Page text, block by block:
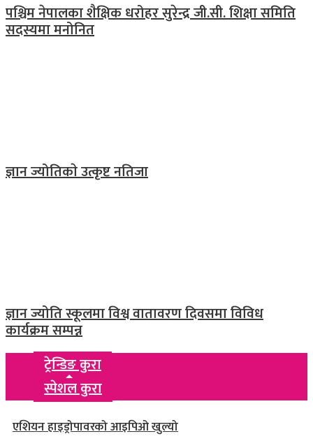
पश्चिम नेपालका शैक्षिक धरोहर सुरेन्द्र जी.सी. शिक्षा समिति
सदस्यमा मनोनित
ज्ञान ज्योतिकाे उत्कृष्ट नतिजा
ज्ञान ज्योति स्कूलमा विश्व वातावरण दिवसमा विविध
कार्यक्रम सम्पन्न
ट्रेन्डिङ कुरा
स्पेशल कुरा
एशियन हाइड्रोपावरको आइपिओ खुल्यो